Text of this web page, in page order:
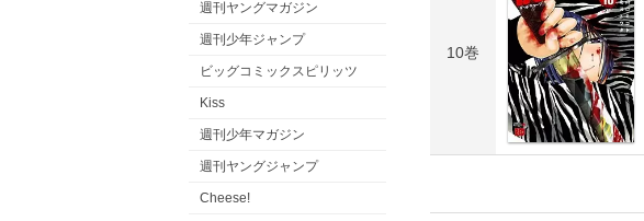
週刊ヤングマガジン
週刊少年ジャンプ
ビッグコミックスピリッツ
Kiss
週刊少年マガジン
週刊ヤングジャンプ
Cheese!
10巻